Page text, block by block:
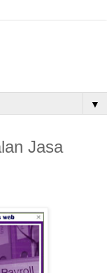
▼
Jasa